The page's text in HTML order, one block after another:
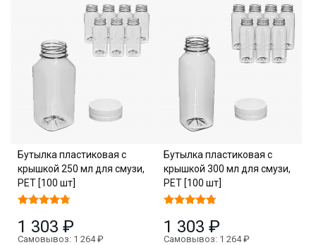
Бутылка пластиковая с
крышкой 250 мл для смузи,
PET [100 шт]
1 303 ₽
Самовывоз: 1 264 ₽
Бутылка пластиковая с
крышкой 300 мл для смузи,
PET [100 шт]
1 303 ₽
Самовывоз: 1 264 ₽